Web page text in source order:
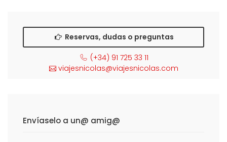
Reservas, dudas o preguntas
(+34) 91 725 33 11
viajesnicolas@viajesnicolas.com
Envíaselo a un@ amig@